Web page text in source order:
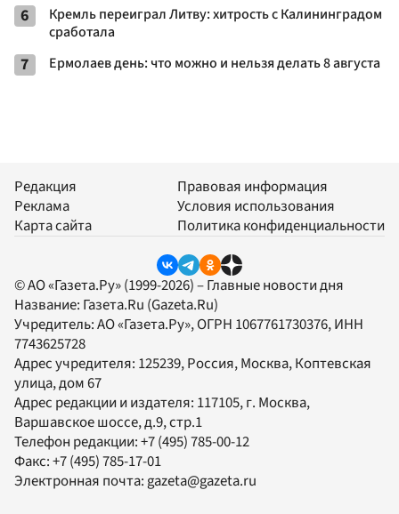
6
Кремль переиграл Литву: хитрость с Калининградом
сработала
7 Ермолаев день: что можно и нельзя делать 8 августа
Редакция
Реклама
Карта сайта
Правовая информация
Условия использования
Политика конфиденциальности
© АО «Газета.Ру» (1999-2026) – Главные новости дня
Название: Газета.Ru (Gazeta.Ru)
Учредитель:АО «Газета.Ру», ОГРН 1067761730376, ИНН
7743625728
Адрес учредителя: 125239, Россия, Москва, Коптевская
улица, дом 67
Адрес редакции и издателя: 117105, г. Москва,
Варшавское шоссе, д.9, стр.1
Телефон редакции:+7 (495) 785-00-12
Факс:+7 (495) 785-17-01
Электронная почта: gazeta@gazeta.ru